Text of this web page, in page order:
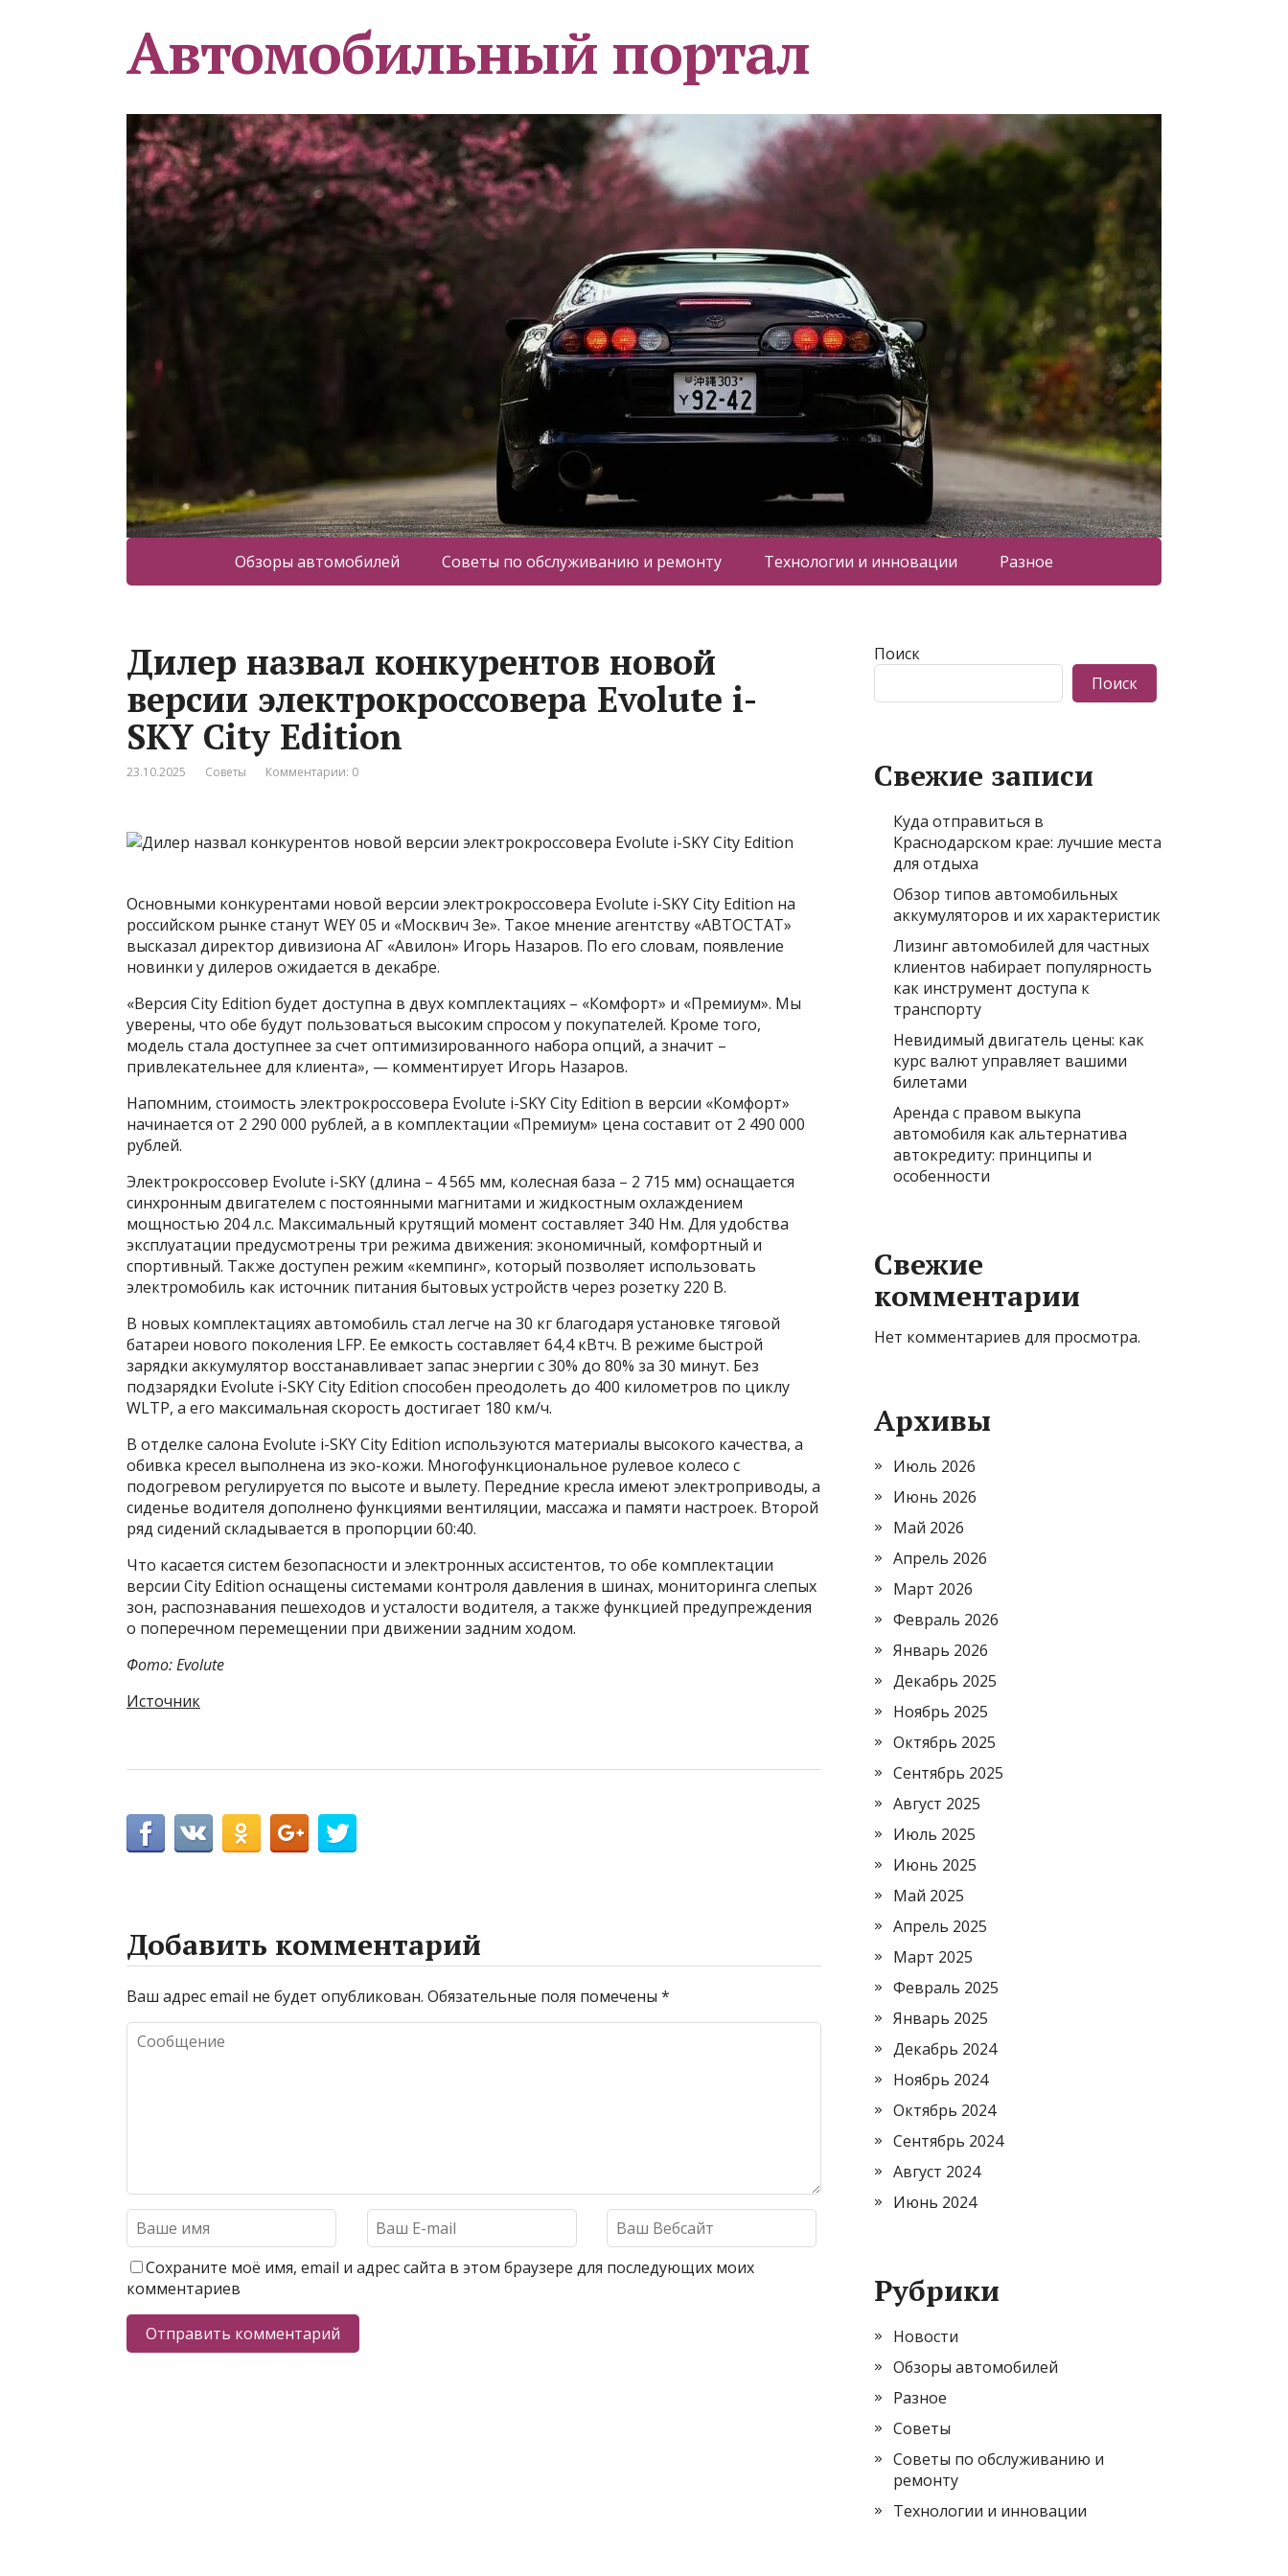
Автомобильный портал
Обзоры автомобилей Советы по обслуживанию и ремонту Технологии и инновации Разное
Дилер назвал конкурентов новой
версии электрокроссовера Evolute i-
SKY City Edition
23.10.2025 Советы Комментарии: 0
Основными конкурентами новой версии электрокроссовера Evolute i-SKY City Edition на
российском рынке станут WEY 05 и «Москвич 3е». Такое мнение агентству «АВТОСТАТ»
высказал директор дивизиона АГ «Авилон» Игорь Назаров. По его словам, появление
новинки у дилеров ожидается в декабре.
«Версия City Edition будет доступна в двух комплектациях – «Комфорт» и «Премиум». Мы
уверены, что обе будут пользоваться высоким спросом у покупателей. Кроме того,
модель стала доступнее за счет оптимизированного набора опций, а значит –
привлекательнее для клиента», — комментирует Игорь Назаров.
Напомним, стоимость электрокроссовера Evolute i-SKY City Edition в версии «Комфорт»
начинается от 2 290 000 рублей, а в комплектации «Премиум» цена составит от 2 490 000
рублей.
Электрокроссовер Evolute i-SKY (длина – 4 565 мм, колесная база – 2 715 мм) оснащается
синхронным двигателем с постоянными магнитами и жидкостным охлаждением
мощностью 204 л.с. Максимальный крутящий момент составляет 340 Нм. Для удобства
эксплуатации предусмотрены три режима движения: экономичный, комфортный и
спортивный. Также доступен режим «кемпинг», который позволяет использовать
электромобиль как источник питания бытовых устройств через розетку 220 В.
В новых комплектациях автомобиль стал легче на 30 кг благодаря установке тяговой
батареи нового поколения LFP. Ее емкость составляет 64,4 кВтч. В режиме быстрой
зарядки аккумулятор восстанавливает запас энергии с 30% до 80% за 30 минут. Без
подзарядки Evolute i-SKY City Edition способен преодолеть до 400 километров по циклу
WLTP, а его максимальная скорость достигает 180 км/ч.
В отделке салона Evolute i-SKY City Edition используются материалы высокого качества, а
обивка кресел выполнена из эко-кожи. Многофункциональное рулевое колесо с
подогревом регулируется по высоте и вылету. Передние кресла имеют электроприводы, а
сиденье водителя дополнено функциями вентиляции, массажа и памяти настроек. Второй
ряд сидений складывается в пропорции 60:40.
Что касается систем безопасности и электронных ассистентов, то обе комплектации
версии City Edition оснащены системами контроля давления в шинах, мониторинга слепых
зон, распознавания пешеходов и усталости водителя, а также функцией предупреждения
о поперечном перемещении при движении задним ходом.
Фото: Evolute
Источник
Добавить комментарий
Ваш адрес email не будет опубликован. Обязательные поля помечены *
Сохраните моё имя, email и адрес сайта в этом браузере для последующих моих
комментариев
Поиск
Поиск
Свежие записи
Куда отправиться в
Краснодарском крае: лучшие места
для отдыха
Обзор типов автомобильных
аккумуляторов и их характеристик
Лизинг автомобилей для частных
клиентов набирает популярность
как инструмент доступа к
транспорту
Невидимый двигатель цены: как
курс валют управляет вашими
билетами
Аренда с правом выкупа
автомобиля как альтернатива
автокредиту: принципы и
особенности
Свежие
комментарии
Нет комментариев для просмотра.
Архивы
Июль 2026
Июнь 2026
Май 2026
Апрель 2026
Март 2026
Февраль 2026
Январь 2026
Декабрь 2025
Ноябрь 2025
Октябрь 2025
Сентябрь 2025
Август 2025
Июль 2025
Июнь 2025
Май 2025
Апрель 2025
Март 2025
Февраль 2025
Январь 2025
Декабрь 2024
Ноябрь 2024
Октябрь 2024
Сентябрь 2024
Август 2024
Июнь 2024
Рубрики
Новости
Обзоры автомобилей
Разное
Советы
Советы по обслуживанию и
ремонту
Технологии и инновации